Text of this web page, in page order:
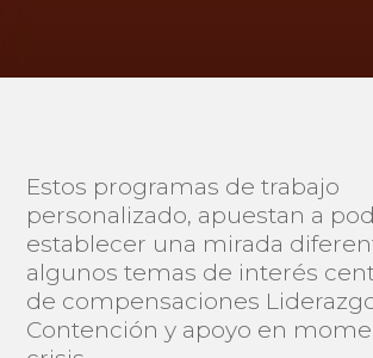
Estos programas de trabajo
personalizado, apuestan a
establecer una mirada
algunos temas de interés
de compensaciones
Contención y apoyo en